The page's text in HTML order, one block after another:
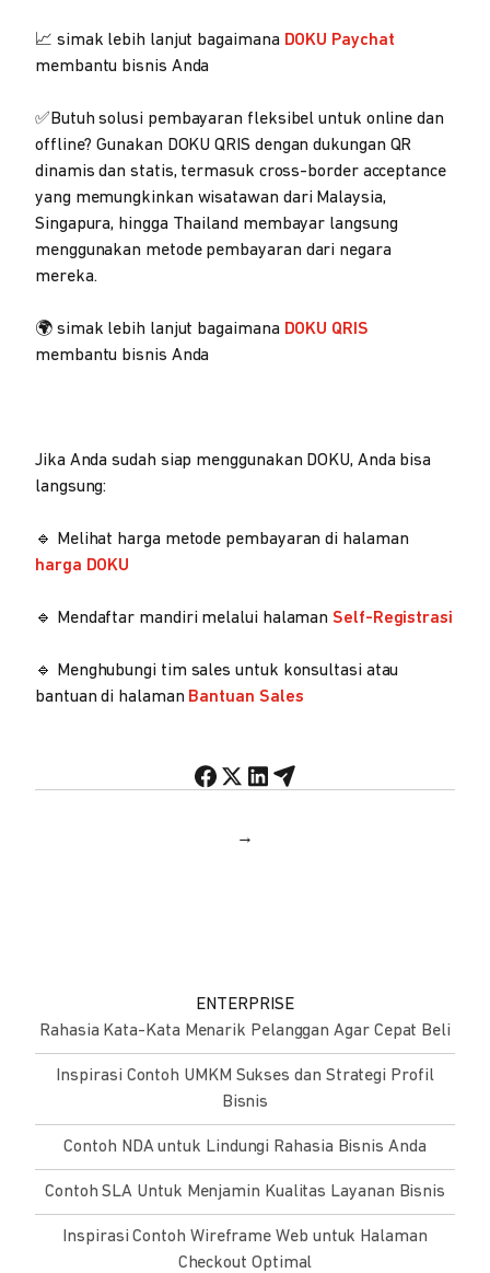
📈 simak lebih lanjut bagaimana DOKU Paychat
membantu bisnis Anda
✅Butuh solusi pembayaran fleksibel untuk online dan
offline? Gunakan DOKU QRIS dengan dukungan QR
dinamis dan statis, termasuk cross-border acceptance
yang memungkinkan wisatawan dari Malaysia,
Singapura, hingga Thailand membayar langsung
menggunakan metode pembayaran dari negara
mereka.
🌍 simak lebih lanjut bagaimana DOKU QRIS
membantu bisnis Anda
Jika Anda sudah siap menggunakan DOKU, Anda bisa
langsung:
🔹 Melihat harga metode pembayaran di halaman
harga DOKU
🔹 Mendaftar mandiri melalui halaman Self-Registrasi
🔹 Menghubungi tim sales untuk konsultasi atau
bantuan di halaman Bantuan Sales
→
ENTERPRISE
Rahasia Kata-Kata Menarik Pelanggan Agar Cepat Beli
Inspirasi Contoh UMKM Sukses dan Strategi Profil
Bisnis
Contoh NDA untuk Lindungi Rahasia Bisnis Anda
Contoh SLA Untuk Menjamin Kualitas Layanan Bisnis
Inspirasi Contoh Wireframe Web untuk Halaman
Checkout Optimal